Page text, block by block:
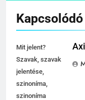
Mit jelent?
Szavak, szavak
jelentése,
szinoníma,
szinoníma